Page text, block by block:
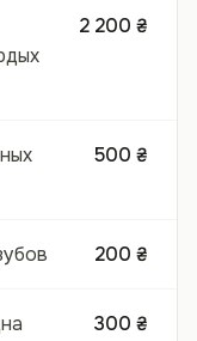
2 200 ₴
500 ₴
200 ₴
300 ₴